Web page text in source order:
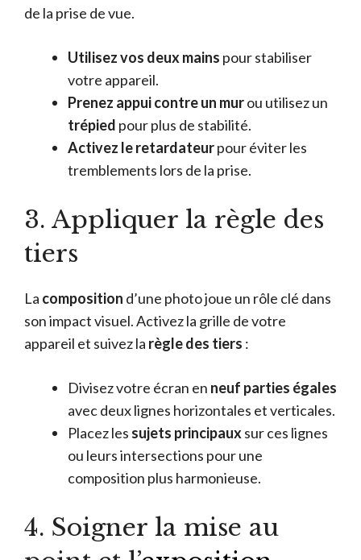
de la prise de vue.
Utilisez vos deux mains pour stabiliser
votre appareil.
Prenez appui contre un murou utilisez un
trépied pour plus de stabilité.
Activez le retardateurpour éviter les
tremblements lors de la prise.
3. Appliquer la règle des
tiers
La composition d’une photo joue un rôle clé dans
son impact visuel. Activez la grille de votre
appareil et suivez la règle des tiers :
Divisez votre écran en neuf parties égales
avec deux lignes horizontales et verticales.
Placez les sujets principauxsur ces lignes
ou leurs intersections pour une
composition plus harmonieuse.
4. Soigner la mise au